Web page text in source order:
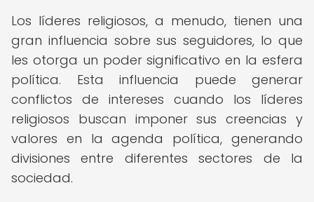
Los líderes religiosos, a menudo, tienen una
gran influencia sobre sus seguidores, lo que
les otorga un poder significativo en la esfera
política. Esta influencia puede generar
conflictos de intereses cuando los líderes
religiosos buscan imponer sus creencias y
valores en la agenda política, generando
divisiones entre diferentes sectores de la
sociedad.